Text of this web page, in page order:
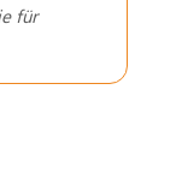
für